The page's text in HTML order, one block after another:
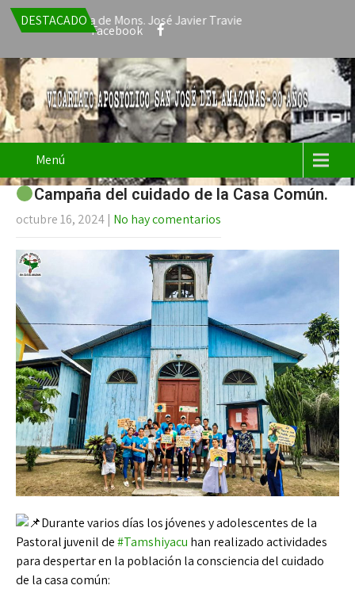
DESTACADO
la renuncia de Mons. José Javier Travieso como Vicario
Facebook
Menú
Campaña del cuidado de la Casa Común.
octubre 16, 2024 | No hay comentarios
Durante varios días los jóvenes y adolescentes de la
Pastoral juvenil de#Tamshiyacu han realizado actividades
para despertar en la población la consciencia del cuidado
de la casa común: